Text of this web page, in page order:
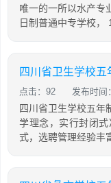
唯一的一所以水产专
日制普通中专学校，
点击：92 发布时间
四川省卫生学校五年
学理念，实行封闭
式，选聘管理经验丰